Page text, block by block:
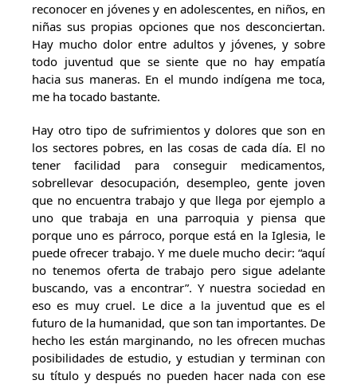
reconocer en jóvenes y en adolescentes, en niños, en
niñas sus propias opciones que nos desconciertan.
Hay mucho dolor entre adultos y jóvenes, y sobre
todo juventud que se siente que no hay empatía
hacia sus maneras. En el mundo indígena me toca,
me ha tocado bastante.
Hay otro tipo de sufrimientos y dolores que son en
los sectores pobres, en las cosas de cada día. El no
tener facilidad para conseguir medicamentos,
sobrellevar desocupación, desempleo, gente joven
que no encuentra trabajo y que llega por ejemplo a
uno que trabaja en una parroquia y piensa que
porque uno es párroco, porque está en la Iglesia, le
puede ofrecer trabajo. Y me duele mucho decir: “aquí
no tenemos oferta de trabajo pero sigue adelante
buscando, vas a encontrar”. Y nuestra sociedad en
eso es muy cruel. Le dice a la juventud que es el
futuro de la humanidad, que son tan importantes. De
hecho les están marginando, no les ofrecen muchas
posibilidades de estudio, y estudian y terminan con
su título y después no pueden hacer nada con ese